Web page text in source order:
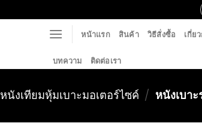
หน้าแรก สินค้า วิธีสั่งซื้อ เกี่ย
บทความ ติดต่อเรา
หนังเทียมหุ้มเบาะมอเตอร์ไซค์ / หนังเบา